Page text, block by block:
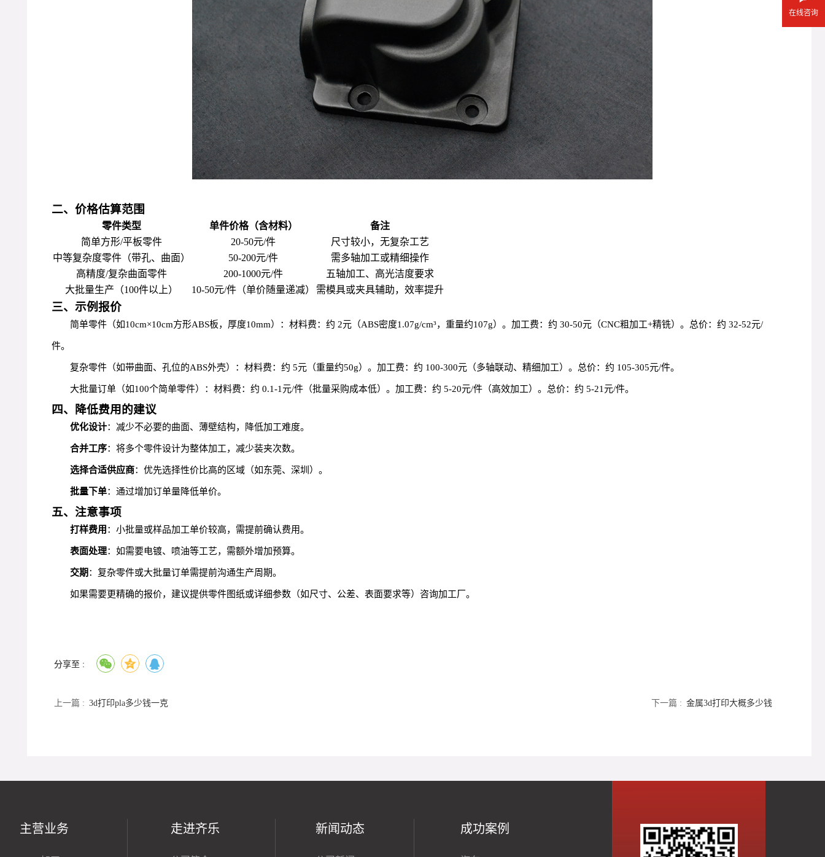
二、价格估算范围
零件类型 单件价格（含材料）
备注
简单方形/平板零件
20-50元/件
尺寸较小，无复杂工艺
中等复杂度零件（带孔、曲面）
50-200元/件
需多轴加工或精细操作
高精度/复杂曲面零件
200-1000元/件
五轴加工、高光洁度要求
大批量生产（100件以上）
10-50元/件（单价随量递减） 需模具或夹具辅助，效率提升
三、示例报价
简单零件（如10cm×10cm方形ABS板，厚度10mm）：材料费：约 2元（ABS密度1.07g/cm³，重量约107g）。加工费：约 30-50元（CNC粗加工+精铣）。总价：约 32-52元/
件。
复杂零件（如带曲面、孔位的ABS外壳）：材料费：约 5元（重量约50g）。加工费：约 100-300元（多轴联动、精细加工）。总价：约 105-305元/件。
大批量订单（如100个简单零件）：材料费：约 0.1-1元/件（批量采购成本低）。加工费：约 5-20元/件（高效加工）。总价：约 5-21元/件。
四、降低费用的建议
优化设计：减少不必要的曲面、薄壁结构，降低加工难度。
合并工序：将多个零件设计为整体加工，减少装夹次数。
选择合适供应商：优先选择性价比高的区域（如东莞、深圳）。
批量下单：通过增加订单量降低单价。
五、注意事项
打样费用 ：小批量或样品加工单价较高，需提前确认费用。
表面处理：如需要电镀、喷油等工艺，需额外增加预算。
交期 ：复杂零件或大批量订单需提前沟通生产周期。
如果需要更精确的报价，建议提供零件图纸或详细参数（如尺寸、公差、表面要求等）咨询加工厂。
分享至 :
上一篇 : 3d打印pla多少钱一克 下一篇 : 金属3d打印大概多少钱
主营业务 走进齐乐 新闻动态 成功案例
在线咨询